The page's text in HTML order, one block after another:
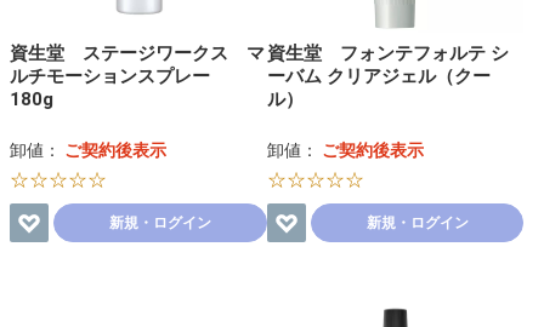
資生堂 ステージワークス マ
ルチモーションスプレー
180g
卸値： ご契約後表示
☆☆☆☆☆
新規・ログイン
資生堂 フォンテフォルテ シ
ーバム クリアジェル（クー
ル）
卸値： ご契約後表示
☆☆☆☆☆
新規・ログイン